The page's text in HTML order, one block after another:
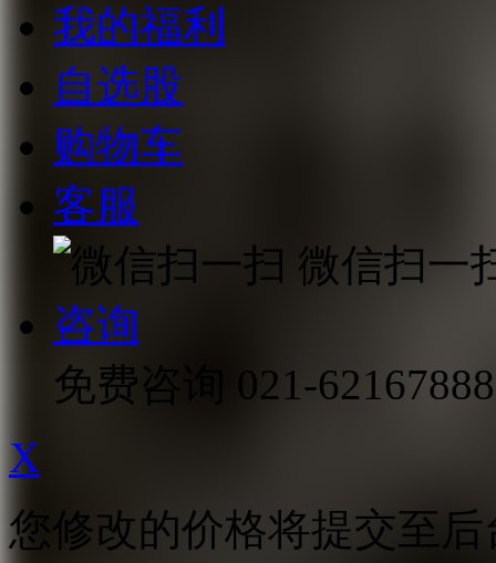
我的福利
自选股
购物车
客服
微信扫一
咨询
免费咨询
021-62167888
X
您修改的价格将提交至